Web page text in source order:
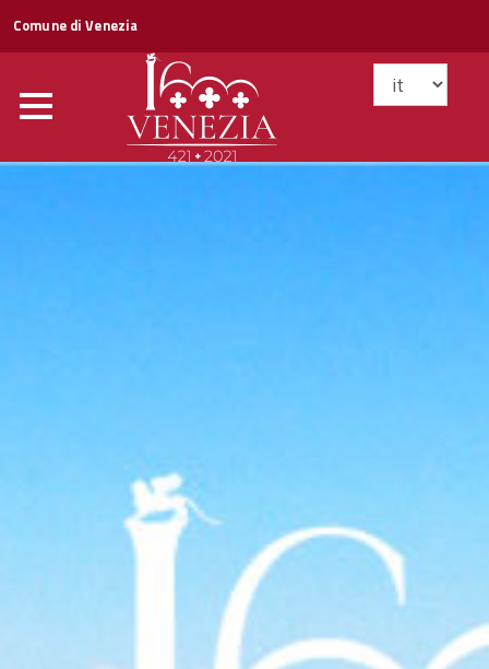
Comune di Venezia